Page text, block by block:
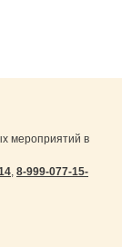
мероприятий в
, 8-999-077-15-